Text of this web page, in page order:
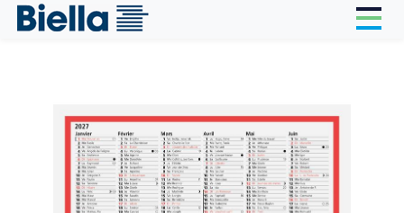
Cookie-Einstellungen